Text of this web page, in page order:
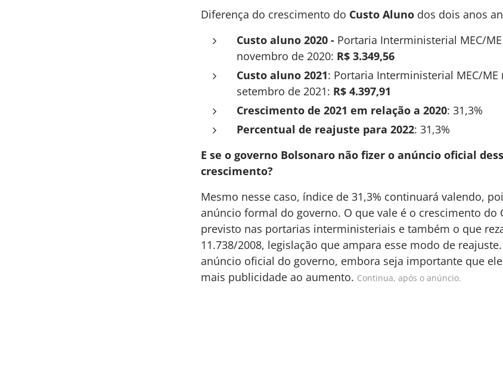
Diferença do crescimento do Custo Aluno dos dois anos
Custo aluno 2020 - Portaria Interministerial MEC/
novembro de 2020: R$ 3.349,56
Custo aluno 2021: Portaria Interministerial MEC/ME
setembro de 2021: R$ 4.397,91
Crescimento de 2021 em relação a 2020: 31,3%
Percentual de reajuste para 2022: 31,3%
E se o governo Bolsonaro não fizer o anúncio oficial
crescimento?
Mesmo nesse caso, índice de 31,3% continuará valendo,
anúncio formal do governo. O que vale é o crescimento do
previsto nas portarias interministeriais e também o que
11.738/2008, legislação que ampara esse modo de
anúncio oficial do governo, embora seja importante que
mais publicidade ao aumento. Continua, após o anúncio.